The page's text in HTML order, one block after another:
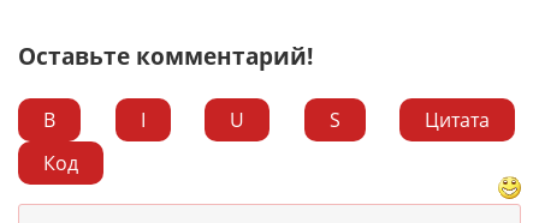
Оставьте комментарий!
B I U S
Цитата
Код